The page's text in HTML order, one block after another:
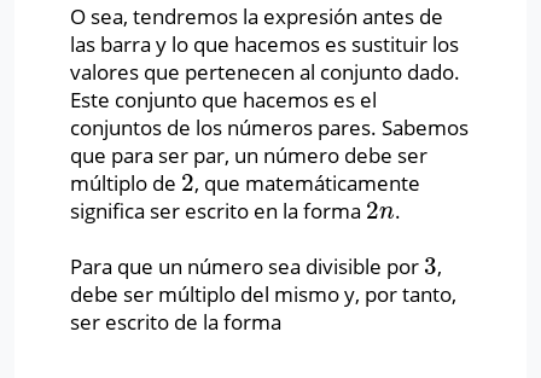
O sea, tendremos la expresión antes de
las barra y lo que hacemos es sustituir los
valores que pertenecen al conjunto dado.
Este conjunto que hacemos es el
conjuntos de los números pares. Sabemos
que para ser par, un número debe ser
múltiplo de 2
2, que matemáticamente
significa ser escrito en la forma 2n
2n .
Para que un número sea divisible por 3
3,
debe ser múltiplo del mismo y, por tanto,
ser escrito de la forma